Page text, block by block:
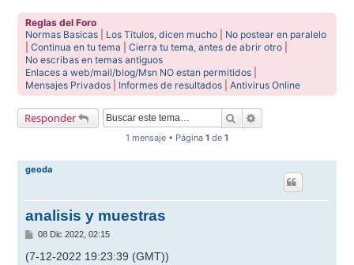
Reglas del Foro
Normas Basicas
Los Titulos, dicen mucho
No postear en paralelo
|Continua en tu tema |Cierra tu tema, antes de abrir otro
No escribas en temas antiguos
Enlaces a web/mail/blog/Msn NO estan permitidos
Mensajes Privados
Informes de resultados |Antivirus Online
Responder Buscar
1 mensaje • Página 1 de 1
geoda
analisis y muestras
M
n
08 Dic 2022, 02:15
(7-12-2022 19:23:39 (GMT))